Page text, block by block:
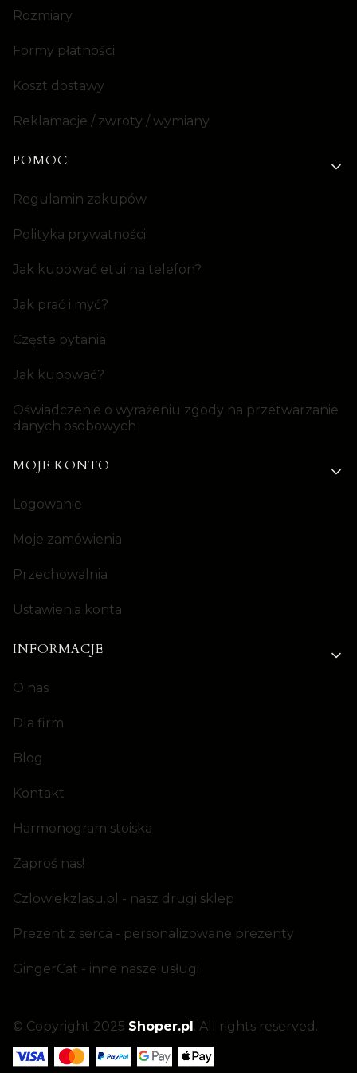
Rozmiary
Formy płatności
Koszt dostawy
Reklamacje / zwroty / wymiany
POMOC
Regulamin zakupów
Polityka prywatności
Jak kupować etui na telefon?
Jak prać i myć?
Częste pytania
Jak kupować?
Oświadczenie o wyrażeniu zgody na przetwarzanie
danych osobowych
MOJE KONTO
Logowanie
Moje zamówienia
Przechowalnia
Ustawienia konta
INFORMACJE
O nas
Dla firm
Blog
Kontakt
Harmonogram stoiska
Zaproś nas!
Czlowiekzlasu.pl - nasz drugi sklep
Prezent z serca - personalizowane prezenty
GingerCat - inne nasze usługi
© Copyright 2025 Shoper.pl. All rights reserved.